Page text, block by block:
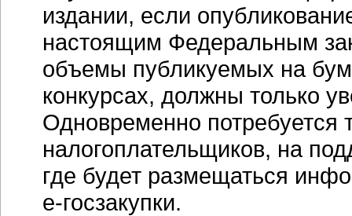
издании, если
настоящим Федеральным
объемы публикуемых на
конкурсах, должны только
Одновременно потребуется
налогоплательщиков, на
где будет размещаться
е-госзакупки.